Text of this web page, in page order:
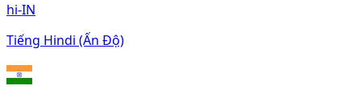
hi-IN
Tiếng Hindi (Ấn Độ)